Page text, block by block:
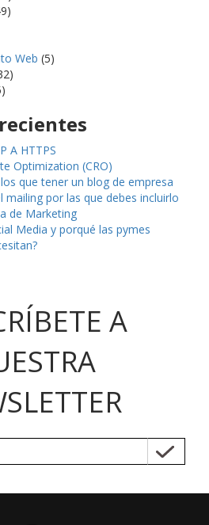
Web (5)
A HTTPS
Optimization (CRO)
que tener un blog de empresa
mailing por las que debes incluirlo
de Marketing
Media y porqué las pymes
A